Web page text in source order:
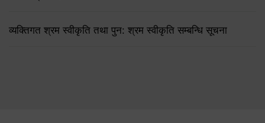
व्यक्तिगत श्रम स्वीकृति तथा पुन: श्रम स्वीकृति सम्बन्धि सूचना